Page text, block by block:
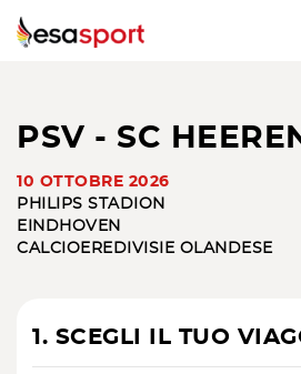
PSV - SC
10 OTTOBRE 2026
PHILIPS STADION
EINDHOVEN
CALCIO EREDIVISIE OLANDESE
1. SCEGLI IL TUO